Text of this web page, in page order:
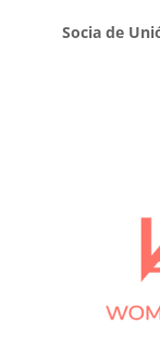
Socia de